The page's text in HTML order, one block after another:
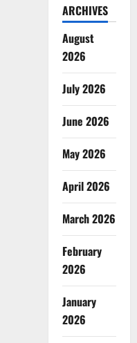
ARCHIVES
August
2026
July 2026
June 2026
May 2026
April 2026
March 2026
February
2026
January
2026